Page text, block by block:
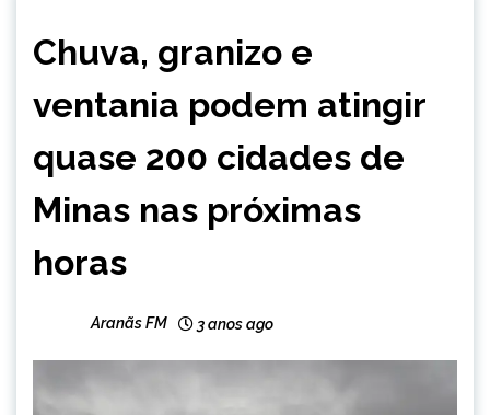
GERAIS
Chuva, granizo e
ventania podem atingir
quase 200 cidades de
Minas nas próximas
horas
Aranãs FM 3 anos ago